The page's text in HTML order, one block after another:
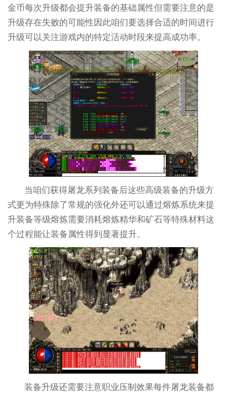
金币每次升级都会提升装备的基础属性但需要注意的是
升级存在失败的可能性因此咱们要选择合适的时间进行
升级可以关注游戏内的特定活动时段来提高成功率。
当咱们获得屠龙系列装备后这些高级装备的升级方
式更为特殊除了常规的强化外还可以通过熔炼系统来提
升装备等级熔炼需要消耗熔炼精华和矿石等特殊材料这
个过程能让装备属性得到显著提升。
装备升级还需要注意职业压制效果每件屠龙装备都